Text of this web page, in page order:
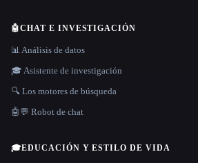
🤖CHAT E INVESTIGACIÓN
📊 Análisis de datos
🎓 Asistente de investigación
🔍 Los motores de búsqueda
🤖💬 Robot de chat
🎓EDUCACIÓN Y ESTILO DE VIDA